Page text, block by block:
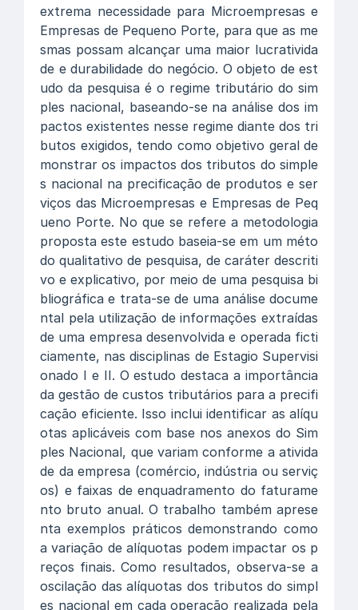
extrema necessidade para Microempresas e
Empresas de Pequeno Porte, para que as me
smas possam alcançar uma maior lucrativida
de e durabilidade do negócio. O objeto de est
udo da pesquisa é o regime tributário do sim
ples nacional, baseando-se na análise dos im
pactos existentes nesse regime diante dos tri
butos exigidos, tendo como objetivo geral de
monstrar os impactos dos tributos do simple
s nacional na precificação de produtos e ser
viços das Microempresas e Empresas de Peq
ueno Porte. No que se refere a metodologia
proposta este estudo baseia-se em um méto
do qualitativo de pesquisa, de caráter descriti
vo e explicativo, por meio de uma pesquisa bi
bliográfica e trata-se de uma análise docume
ntal pela utilização de informações extraídas
de uma empresa desenvolvida e operada ficti
ciamente, nas disciplinas de Estagio Supervisi
onado I e II. O estudo destaca a importância
da gestão de custos tributários para a precifi
cação eficiente. Isso inclui identificar as alíqu
otas aplicáveis com base nos anexos do Sim
ples Nacional, que variam conforme a ativida
de da empresa (comércio, indústria ou serviç
os) e faixas de enquadramento do faturame
nto bruto anual. O trabalho também aprese
nta exemplos práticos demonstrando como
a variação de alíquotas podem impactar os p
reços finais. Como resultados, observa-se a
oscilação das alíquotas dos tributos do simpl
es nacional em cada operação realizada pela